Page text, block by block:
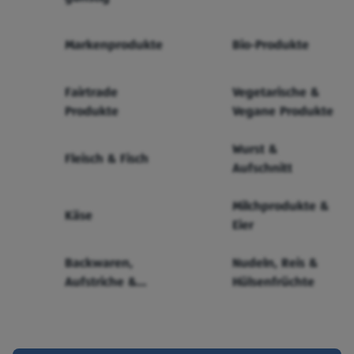
Markenprodukte Bio-Produkte
Fairtrade
Produkte
Vegetarische &
Vegane Produkte
Fleisch & Fisch
Wurst &
Aufschnitt
Käse
Milchprodukte &
Eier
Backwaren,
Aufstriche &
Nudeln, Reis &
Hülsenfrüchte